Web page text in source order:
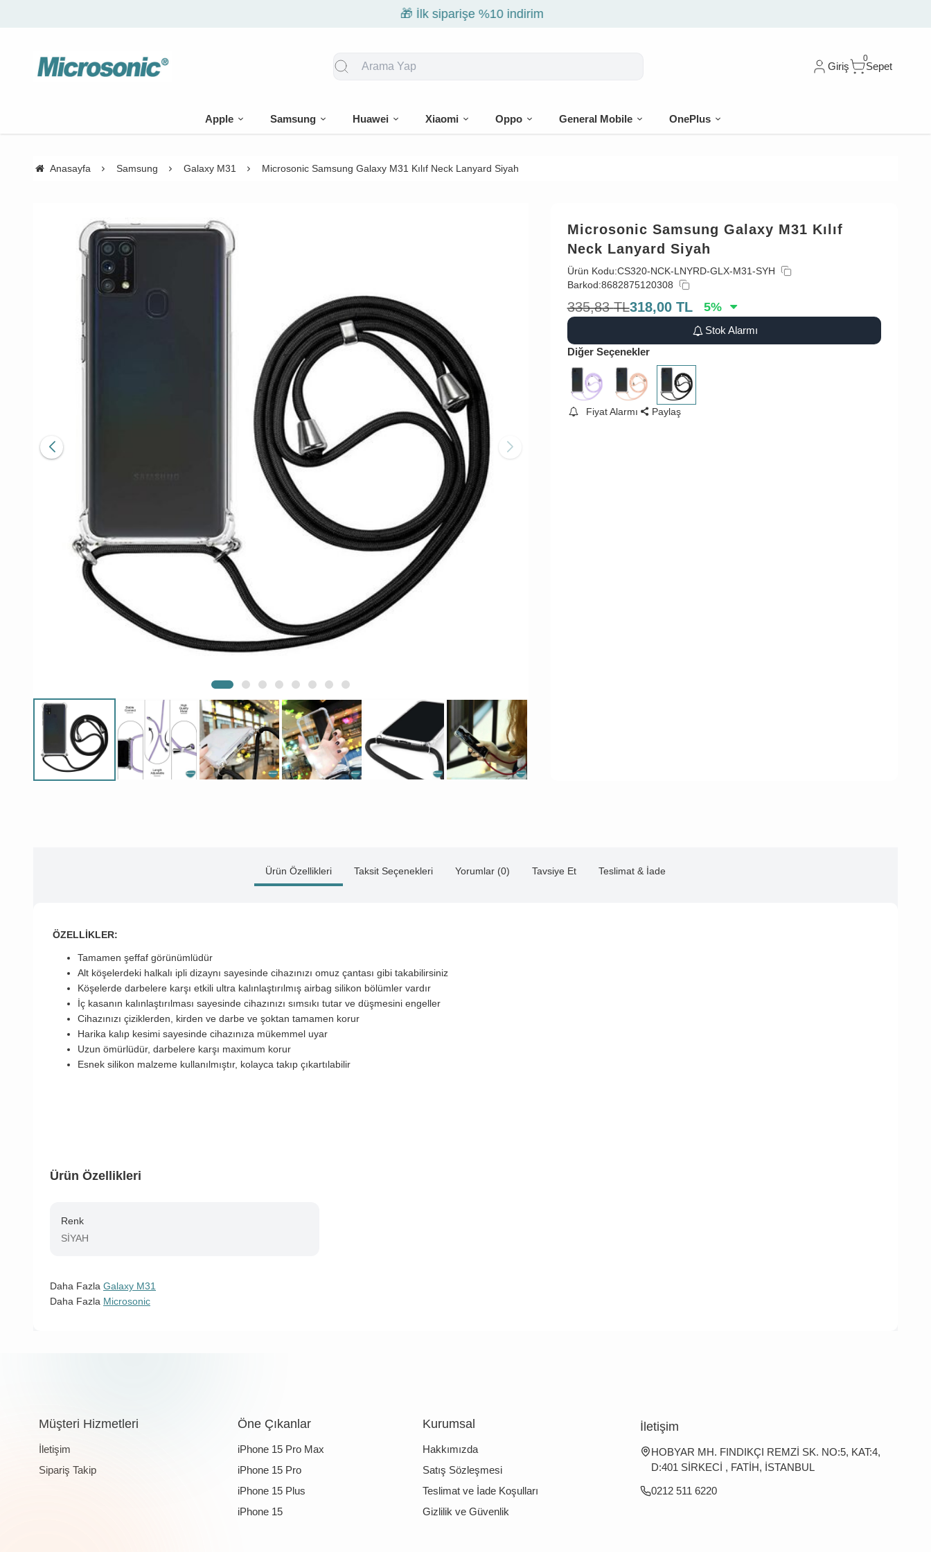
🎁 İlk siparişe %10 indirim
Giriş
0
Sepet
Apple Samsung Huawei Xiaomi Oppo General Mobile OnePlus
Anasayfa Samsung Galaxy M31 Microsonic Samsung Galaxy M31 Kılıf Neck Lanyard Siyah
Microsonic Samsung Galaxy M31 Kılıf
Neck Lanyard Siyah
Ürün Kodu:CS320-NCK-LNYRD-GLX-M31-SYH
Barkod:8682875120308
335,83 TL318,00 TL 5%
Stok Alarmı
Diğer Seçenekler
Fiyat Alarmı Paylaş
Ürün Özellikleri Taksit Seçenekleri Yorumlar (0) Tavsiye Et Teslimat & İade
ÖZELLİKLER:
Tamamen şeffaf görünümlüdür
Alt köşelerdeki halkalı ipli dizaynı sayesinde cihazınızı omuz çantası gibi takabilirsiniz
Köşelerde darbelere karşı etkili ultra kalınlaştırılmış airbag silikon bölümler vardır
İç kasanın kalınlaştırılması sayesinde cihazınızı sımsıkı tutar ve düşmesini engeller
Cihazınızı çiziklerden, kirden ve darbe ve şoktan tamamen korur
Harika kalıp kesimi sayesinde cihazınıza mükemmel uyar
Uzun ömürlüdür, darbelere karşı maximum korur
Esnek silikon malzeme kullanılmıştır, kolayca takıp çıkartılabilir
Ürün Özellikleri
Renk
SİYAH
Daha Fazla Galaxy M31
Daha Fazla Microsonic
Müşteri Hizmetleri
İletişim
Sipariş Takip
Öne Çıkanlar
iPhone 15 Pro Max
iPhone 15 Pro
iPhone 15 Plus
iPhone 15
Kurumsal
Hakkımızda
Satış Sözleşmesi
Teslimat ve İade Koşulları
Gizlilik ve Güvenlik
İletişim
HOBYAR MH. FINDIKÇI REMZİ SK. NO:5, KAT:4,
D:401 SİRKECİ , FATİH, İSTANBUL
0212 511 6220